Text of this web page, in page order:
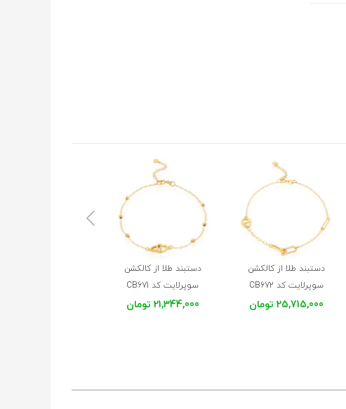
دستبند طلا از کالکشن
سوپرلایت کد CB672
25,715,000 تومان
دستبند طلا از کالکشن
سوپرلایت کد CB671
21,344,000 تومان